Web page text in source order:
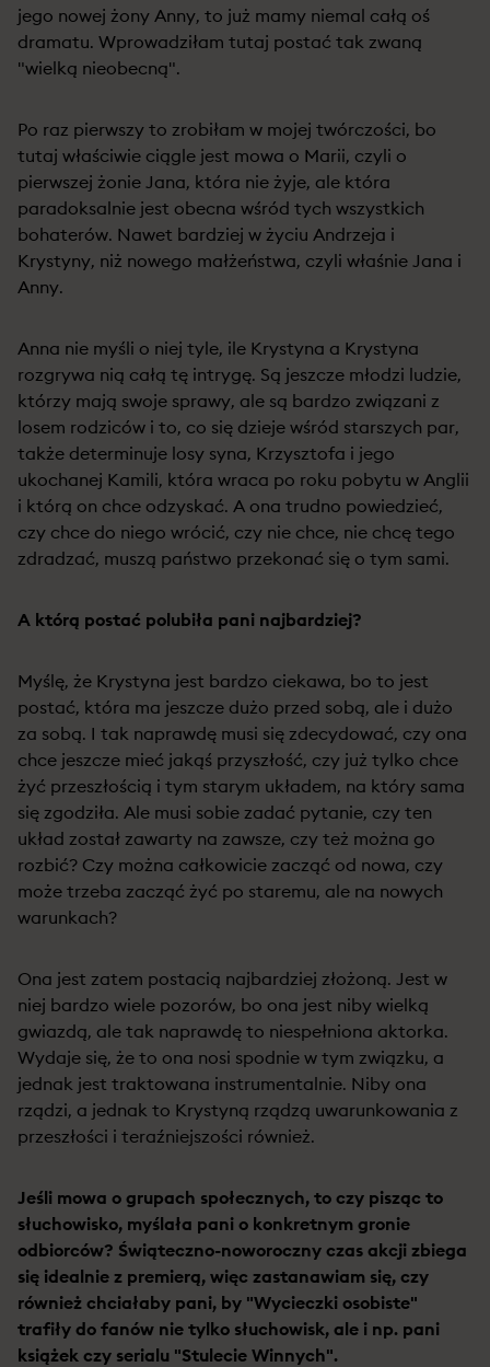
jego nowej żony Anny, to już mamy niemal całą oś
dramatu. Wprowadziłam tutaj postać tak zwaną
"wielką nieobecną".
Po raz pierwszy to zrobiłam w mojej twórczości, bo
tutaj właściwie ciągle jest mowa o Marii, czyli o
pierwszej żonie Jana, która nie żyje, ale która
paradoksalnie jest obecna wśród tych wszystkich
bohaterów. Nawet bardziej w życiu Andrzeja i
Krystyny, niż nowego małżeństwa, czyli właśnie Jana i
Anny.
Anna nie myśli o niej tyle, ile Krystyna a Krystyna
rozgrywa nią całą tę intrygę. Są jeszcze młodzi ludzie,
którzy mają swoje sprawy, ale są bardzo związani z
losem rodziców i to, co się dzieje wśród starszych par,
także determinuje losy syna, Krzysztofa i jego
ukochanej Kamili, która wraca po roku pobytu w Anglii
i którą on chce odzyskać. A ona trudno powiedzieć,
czy chce do niego wrócić, czy nie chce, nie chcę tego
zdradzać, muszą państwo przekonać się o tym sami.
A którą postać polubiła pani najbardziej?
Myślę, że Krystyna jest bardzo ciekawa, bo to jest
postać, która ma jeszcze dużo przed sobą, ale i dużo
za sobą. I tak naprawdę musi się zdecydować, czy ona
chce jeszcze mieć jakąś przyszłość, czy już tylko chce
żyć przeszłością i tym starym układem, na który sama
się zgodziła. Ale musi sobie zadać pytanie, czy ten
układ został zawarty na zawsze, czy też można go
rozbić? Czy można całkowicie zacząć od nowa, czy
może trzeba zacząć żyć po staremu, ale na nowych
warunkach?
Ona jest zatem postacią najbardziej złożoną. Jest w
niej bardzo wiele pozorów, bo ona jest niby wielką
gwiazdą, ale tak naprawdę to niespełniona aktorka.
Wydaje się, że to ona nosi spodnie w tym związku, a
jednak jest traktowana instrumentalnie. Niby ona
rządzi, a jednak to Krystyną rządzą uwarunkowania z
przeszłości i teraźniejszości również.
Jeśli mowa o grupach społecznych, to czy pisząc to
słuchowisko, myślała pani o konkretnym gronie
odbiorców? Świąteczno-noworoczny czas akcji zbiega
się idealnie z premierą, więc zastanawiam się, czy
również chciałaby pani, by "Wycieczki osobiste"
trafiły do fanów nie tylko słuchowisk, ale i np. pani
książek czy serialu "Stulecie Winnych".